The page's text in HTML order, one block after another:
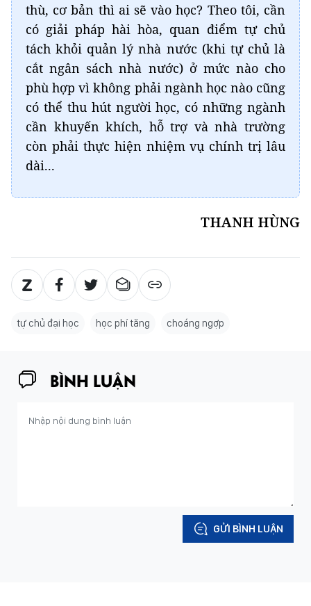
thù, cơ bản thì ai sẽ vào học? Theo tôi, cần
có giải pháp hài hòa, quan điểm tự chủ
tách khỏi quản lý nhà nước (khi tự chủ là
cắt ngân sách nhà nước) ở mức nào cho
phù hợp vì không phải ngành học nào cũng
có thể thu hút người học, có những ngành
cần khuyến khích, hỗ trợ và nhà trường
còn phải thực hiện nhiệm vụ chính trị lâu
dài...
THANH HÙNG
tự chủ đại học học phí tăng choáng ngợp
BÌNH LUẬN
GỬI BÌNH LUẬN